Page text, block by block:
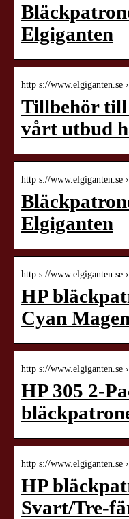
Elgiganten
http s://
Tillbehör till
vårt utbud
http s://www.elgiganten.se
Elgiganten
http s://www.elgiganten.se
HP
Cyan
http s://www.elgiganten.se
HP 305 2-
http s://www.elgiganten.se
HP
Svart/Tre-